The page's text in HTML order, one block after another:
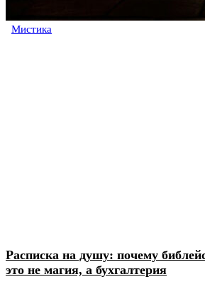
Мистика
Расписка на душу: почему
это не магия, а бухгалтерия